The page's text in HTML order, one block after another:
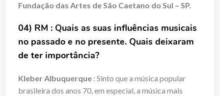
Fundação das Artes de São Caetano do Sul – SP.
04) RM : Quais as suas influências musicais
no passado e no presente. Quais deixaram
de ter importância?
Kleber Albuquerque : Sinto que a música popular
brasileira dos anos 70, em especial, a música mais